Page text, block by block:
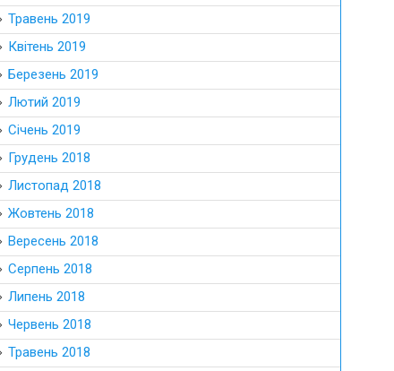
Травень 2019
Квітень 2019
Березень 2019
Лютий 2019
Січень 2019
Грудень 2018
Листопад 2018
Жовтень 2018
Вересень 2018
Серпень 2018
Липень 2018
Червень 2018
Травень 2018